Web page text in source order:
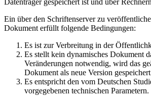
Ein über den Schriftenserver zu
Dokument erfüllt folgende Bedingungen:
Es ist zur Verbreitung in der
Es stellt kein dynamisches Dokument
Veränderungen notwendig, wird das
Dokument als neue Version
Es entspricht den vom Deutschen
vorgegebenen technischen Parametern.